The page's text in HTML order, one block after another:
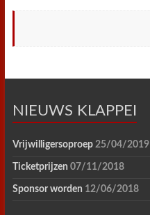
NIEUWS KLAPPEI
Vrijwilligersoproep 25/04/2019
Ticketprijzen 07/11/2018
Sponsor worden 12/06/2018